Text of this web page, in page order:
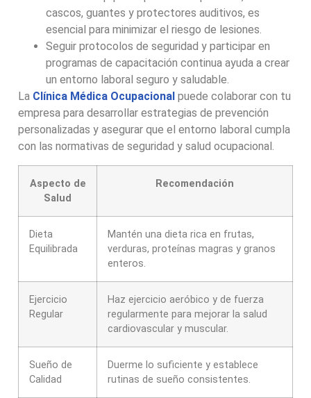
cascos, guantes y protectores auditivos, es
esencial para minimizar el riesgo de lesiones.
Seguir protocolos de seguridad y participar en
programas de capacitación continua ayuda a crear
un entorno laboral seguro y saludable.
La Clínica Médica Ocupacional puede colaborar con tu
empresa para desarrollar estrategias de prevención
personalizadas y asegurar que el entorno laboral cumpla
con las normativas de seguridad y salud ocupacional.
Aspecto de
Salud
Recomendación
Dieta
Equilibrada
Mantén una dieta rica en frutas,
verduras, proteínas magras y granos
enteros.
Ejercicio
Regular
Haz ejercicio aeróbico y de fuerza
regularmente para mejorar la salud
cardiovascular y muscular.
Sueño de
Calidad
Duerme lo suficiente y establece
rutinas de sueño consistentes.